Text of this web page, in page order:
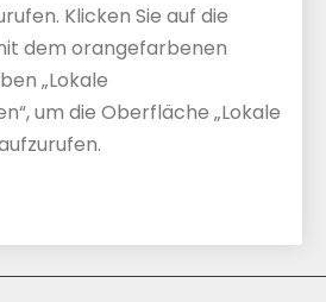
Klicken Sie auf die
dem orangefarbenen
„Lokale
um die Oberfläche „Lokale